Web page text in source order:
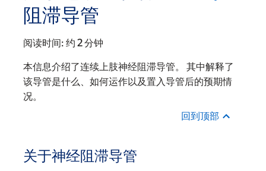
阻滞导管
阅读时间: 约 2 分钟
本信息介绍了连续上肢神经阻滞导管。 其中解释了
该导管是什么、如何运作以及置入导管后的预期情
况。
回到顶部
关于神经阻滞导管